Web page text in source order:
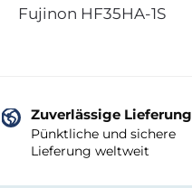
Fujinon HF35HA-1S
Zuverlässige Lieferung
Pünktliche und sichere
Lieferung weltweit